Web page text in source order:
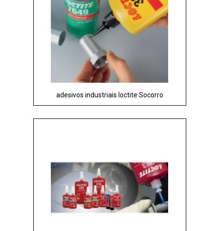
adesivos industriais loctite Socorro